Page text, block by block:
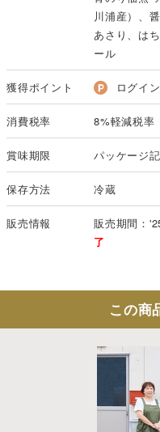
川浦産）、
あさり、は
ール
獲得ポイント ログイ
消費税率 8%軽減税率
賞味期限 パッケージ
保存方法 冷蔵
販売情報 販売期間：
了
この商